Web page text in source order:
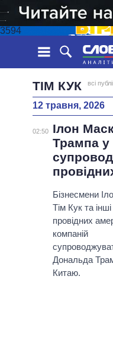
3594
СТРІЧКА
ПОДІЇ
СТАТТІ
ДУМКИ
ОГЛЯДИ
ДАЙДЖЕСТИ
УСІ ПОЛІТИКИ
ПРЕЗИДЕНТ І
ВЕРХОВНА
КАБІНЕТ
ГОЛОВИ
МЕРИ МІСТ
ВСІ ПЕРСОНИ
ТІМ КУК всі
12 травня, 2026
02:50
Ілон
Трампа у
Бізнесмени
Тім Кук та
провідних
компаній
Дональда
Китаю.